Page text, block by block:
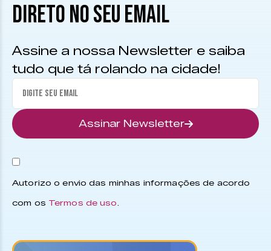
DIRETO NO SEU EMAIL
Assine a nossa Newsletter e saiba
tudo que tá rolando na cidade!
Assinar Newsletter
Autorizo o envio das minhas informações de acordo
com os Termos de uso.